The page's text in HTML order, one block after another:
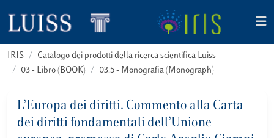
IRIS
Catalogo dei prodotti della ricerca scientifica Luiss
03 - Libro (BOOK)
03.5 - Monografia (Monograph)
L’Europa dei diritti. Commento alla Carta
dei diritti fondamentali dell’Unione